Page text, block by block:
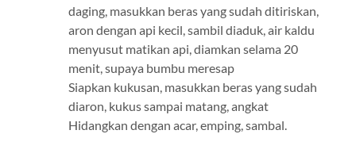
daging, masukkan beras yang sudah ditiriskan,
aron dengan api kecil, sambil diaduk, air kaldu
menyusut matikan api, diamkan selama 20
menit, supaya bumbu meresap
Siapkan kukusan, masukkan beras yang sudah
diaron, kukus sampai matang, angkat
Hidangkan dengan acar, emping, sambal.